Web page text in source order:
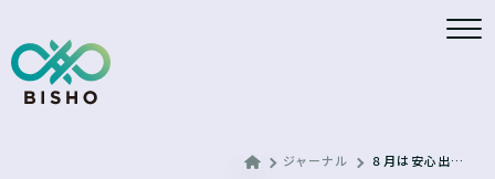
ジャーナル ８月は安心出荷強化月間